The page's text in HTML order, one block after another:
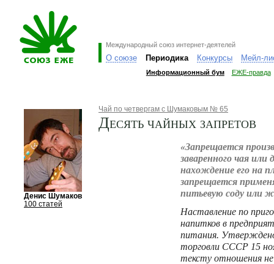
Международный союз интернет-деятелей
О союзе Периодика Конкурсы Мейл-
Информационный бум ЕЖЕ-правда
Денис Шумаков
100 статей
Чай по четвергам с Шумаковым № 65
Десять чайных запретов
«Запрещается
заваренного чая или
нахождение его на
запрещается
питьевую соду или
Наставление по
напитков в
питания.
торговли СССР 15
тексту отношения